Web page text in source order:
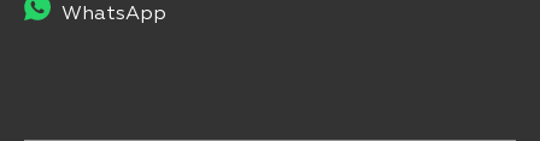
WhatsApp